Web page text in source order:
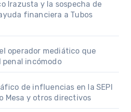
Irazusta y la sospecha de
financiera a Tubos
operador mediático que
incómodo
de influencias en la SEPI
Mesa y otros directivos